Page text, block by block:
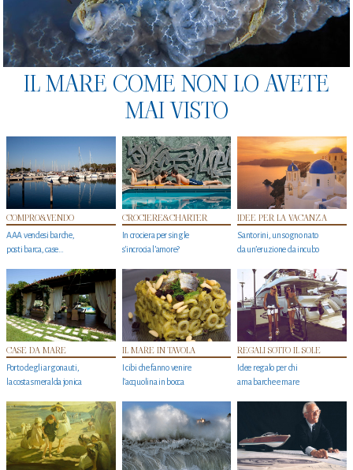
IL MARE COME NON LO AVETE
MAI VISTO
COMPRO&VENDO
AAA vendesi barche,
posti barca, case…
CROCIERE&CHARTER
In crociera per single
s'incrocia l’amore?
IDEE PER LA VACANZA
Santorini, un sogno nato
da un’eruzione da incubo
CASE DA MARE
Porto degli argonauti,
la costa smeralda jonica
IL MARE IN TAVOLA
I cibi che fanno venire
l’acquolina in bocca
REGALI SOTTO IL SOLE
Idee regalo per chi
ama barche e mare